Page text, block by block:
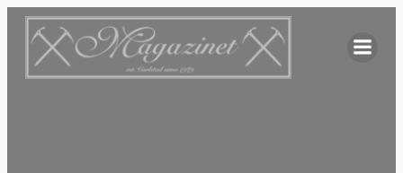
Hoppa
innehåll